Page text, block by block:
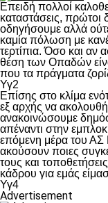
Επειδή πολλοί
καταστάσεις,
οδηγήσουμε αλλά
καμία πόλωση με
τερτίπια. Όσο και αν
θέση των Οπαδών
που τα πράγματα
Υγ2
Επίσης στο κλίμα
εξ αρχής να
ανακοινώσουμε
απέναντι στην
επόμενη μέρα του ΑΣ
ακούσουν ποιες
τους και
κάδρου για εμάς
Υγ4
Advertisement